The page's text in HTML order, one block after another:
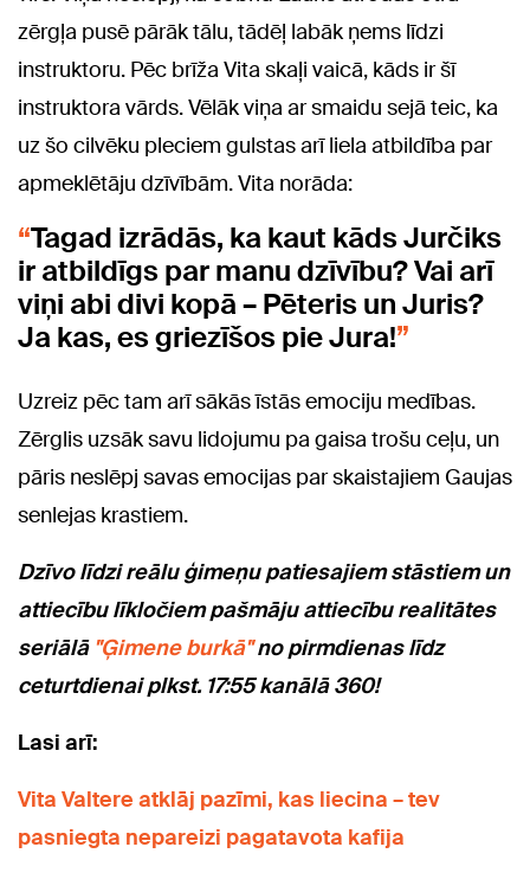
zērgļa pusē pārāk tālu, tādēļ labāk ņems līdzi
instruktoru. Pēc brīža Vita skaļi vaicā, kāds ir šī
instruktora vārds. Vēlāk viņa ar smaidu sejā teic, ka
uz šo cilvēku pleciem gulstas arī liela atbildība par
apmeklētāju dzīvībām. Vita norāda:
Tagad izrādās, ka kaut kāds Jurčiks
ir atbildīgs par manu dzīvību? Vai arī
viņi abi divi kopā – Pēteris un Juris?
Ja kas, es griezīšos pie Jura!
Uzreiz pēc tam arī sākās īstās emociju medības.
Zērglis uzsāk savu lidojumu pa gaisa trošu ceļu, un
pāris neslēpj savas emocijas par skaistajiem Gaujas
senlejas krastiem.
Dzīvo līdzi reālu ģimeņu patiesajiem stāstiem un
attiecību līkločiem pašmāju attiecību realitātes
seriālā "Ģimene burkā"no pirmdienas līdz
ceturtdienai plkst. 17:55 kanālā 360!
Lasi arī:
Vita Valtere atklāj pazīmi, kas liecina – tev
pasniegta nepareizi pagatavota kafija